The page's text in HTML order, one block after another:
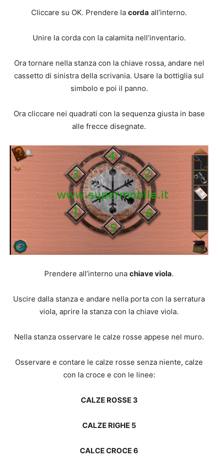
Cliccare su OK. Prendere la corda all’interno.
Unire la corda con la calamita nell’inventario.
Ora tornare nella stanza con la chiave rossa, andare nel
cassetto di sinistra della scrivania. Usare la bottiglia sul
simbolo e poi il panno.
Ora cliccare nei quadrati con la sequenza giusta in base
alle frecce disegnate.
Prendere all’interno una chiave viola.
Uscire dalla stanza e andare nella porta con la serratura
viola, aprire la stanza con la chiave viola.
Nella stanza osservare le calze rosse appese nel muro.
Osservare e contare le calze rosse senza niente, calze
con la croce e con le linee:
CALZE ROSSE 3
CALZE RIGHE 5
CALCE CROCE 6